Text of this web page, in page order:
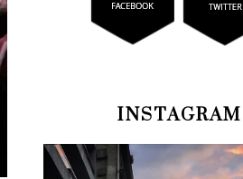
INSTAGRAM